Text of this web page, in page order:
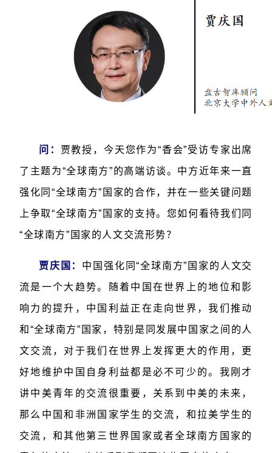
问： 贾教授，今天您作为“香会”受访专家出席
了主题为“全球南方”的高端访谈。中方近年来一直
强化同“全球南方”国家的合作，并在一些关键问题
上争取“全球南方”国家的支持。您如何看待我们同
“全球南方”国家的人文交流形势？
贾庆国： 中国强化同“全球南方”国家的人文交
流是一个大趋势。随着中国在世界上的地位和影
响力的提升，中国利益正在走向世界，我们推动
和“全球南方”国家，特别是同发展中国家之间的人
文交流，对于我们在世界上发挥更大的作用，更
好地维护中国自身利益都是必不可少的。我刚才
讲中美青年的交流很重要，关系到中美的未来，
那么中国和非洲国家学生的交流，和拉美学生的
交流，和其他第三世界国家或者全球南方国家的